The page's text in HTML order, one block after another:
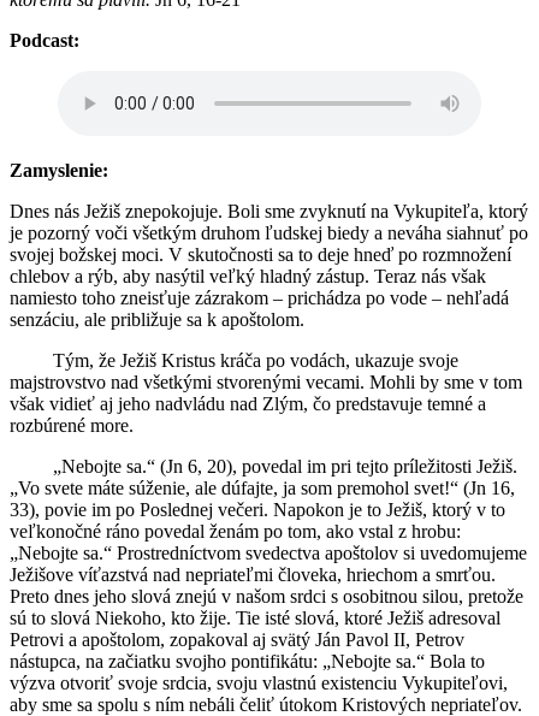
Podcast:
Zamyslenie:
Dnes nás Ježiš znepokojuje. Boli sme zvyknutí na Vykupiteľa, ktorý
je pozorný voči všetkým druhom ľudskej biedy a neváha siahnuť po
svojej božskej moci. V skutočnosti sa to deje hneď po rozmnožení
chlebov a rýb, aby nasýtil veľký hladný zástup. Teraz nás však
namiesto toho zneisťuje zázrakom – prichádza po vode – nehľadá
senzáciu, ale približuje sa k apoštolom.
Tým, že Ježiš Kristus kráča po vodách, ukazuje svoje
majstrovstvo nad všetkými stvorenými vecami. Mohli by sme v tom
však vidieť aj jeho nadvládu nad Zlým, čo predstavuje temné a
rozbúrené more.
„Nebojte sa.“ (Jn 6, 20), povedal im pri tejto príležitosti Ježiš.
„Vo svete máte súženie, ale dúfajte, ja som premohol svet!“ (Jn 16,
33), povie im po Poslednej večeri. Napokon je to Ježiš, ktorý v to
veľkonočné ráno povedal ženám po tom, ako vstal z hrobu:
„Nebojte sa.“ Prostredníctvom svedectva apoštolov si uvedomujeme
Ježišove víťazstvá nad nepriateľmi človeka, hriechom a smrťou.
Preto dnes jeho slová znejú v našom srdci s osobitnou silou, pretože
sú to slová Niekoho, kto žije. Tie isté slová, ktoré Ježiš adresoval
Petrovi a apoštolom, zopakoval aj svätý Ján Pavol II, Petrov
nástupca, na začiatku svojho pontifikátu: „Nebojte sa.“ Bola to
výzva otvoriť svoje srdcia, svoju vlastnú existenciu Vykupiteľovi,
aby sme sa spolu s ním nebáli čeliť útokom Kristových nepriateľov.